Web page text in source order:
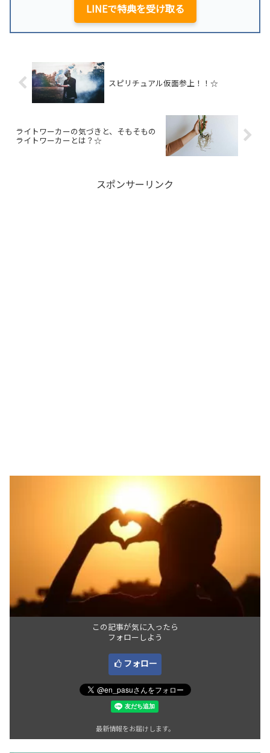
LINEで特典を受け取る
スピリチュアル仮面参上！！☆
ライトワーカーの気づきと、そもそもの
ライトワーカーとは？☆
スポンサーリンク
この記事が気に入ったら
フォローしよう
フォロー
最新情報をお届けします。